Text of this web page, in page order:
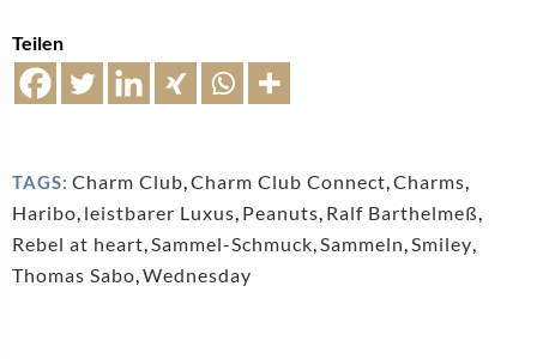
Teilen
TAGS: Charm Club Charm Club Connect Charms
Haribo leistbarer Luxus Peanuts Ralf Barthelmeß
Rebel at heart Sammel-Schmuck Sammeln Smiley
Thomas Sabo Wednesday